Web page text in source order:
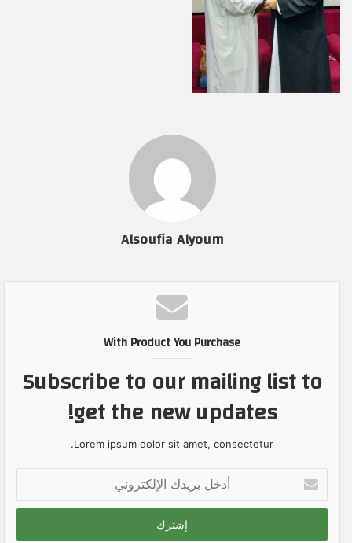
Alsoufia Alyoum
With Product You Purchase
Subscribe to our mailing list to
get the new updates!
Lorem ipsum dolor sit amet, consectetur.
خ